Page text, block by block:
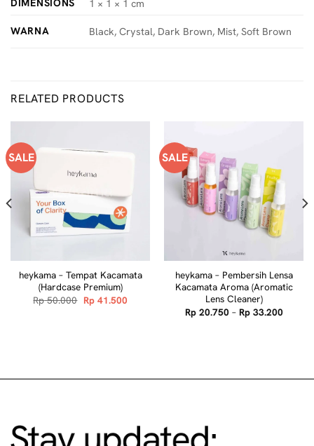
DIMENSIONS
1 × 1 × 1 cm
WARNA Black, Crystal, Dark Brown, Mist, Soft Brown
RELATED PRODUCTS
SALE
heykama – Tempat Kacamata
(Hardcase Premium)
Rp50.000 Original
price
Rp41.500Current
SALE
heykama – Pembersih Lensa
Kacamata Aroma (Aromatic
Lens Cleaner)
Rp20.750 – Rp33.200Price